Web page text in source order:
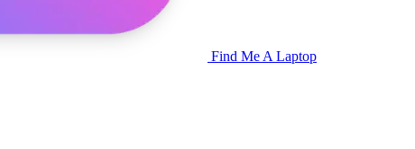
Find Me A Laptop